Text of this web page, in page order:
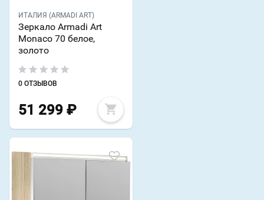
ИТАЛИЯ (ARMADI ART)
Зеркало Armadi Art
Monaco 70 белое,
золото
0 ОТЗЫВОВ
51 299 ₽